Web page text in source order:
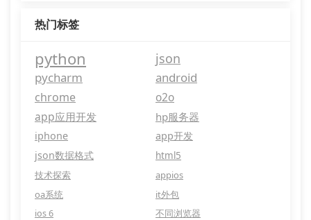
热门标签
python json
pycharm android
chrome
o2o
app应用开发
hp服务器
iphone
app开发
json数据格式
html5
技术探索
appios
oa系统
it外包
ios 6
不同浏览器